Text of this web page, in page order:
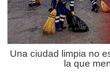
Una ciudad limpia no
la que